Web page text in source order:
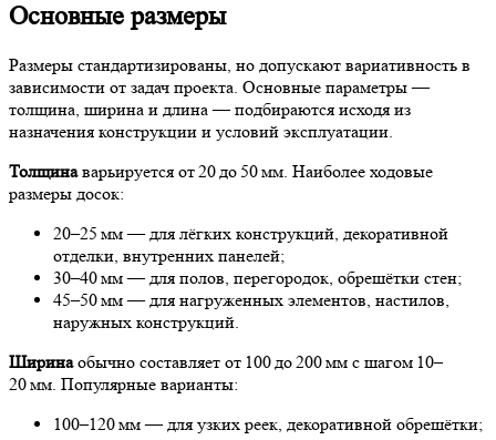
Основные размеры
Размеры стандартизированы, но допускают вариативность в
зависимости от задач проекта. Основные параметры —
толщина, ширина и длина — подбираются исходя из
назначения конструкции и условий эксплуатации.
Толщинаварьируется от 20 до 50 мм. Наиболее ходовые
размеры досок:
20–25 мм — для лёгких конструкций, декоративной
отделки, внутренних панелей;
30–40 мм — для полов, перегородок, обрешётки стен;
45–50 мм — для нагруженных элементов, настилов,
наружных конструкций.
Ширинаобычно составляет от 100 до 200 мм с шагом 10–
20 мм. Популярные варианты:
100–120 мм — для узких реек, декоративной обрешётки;